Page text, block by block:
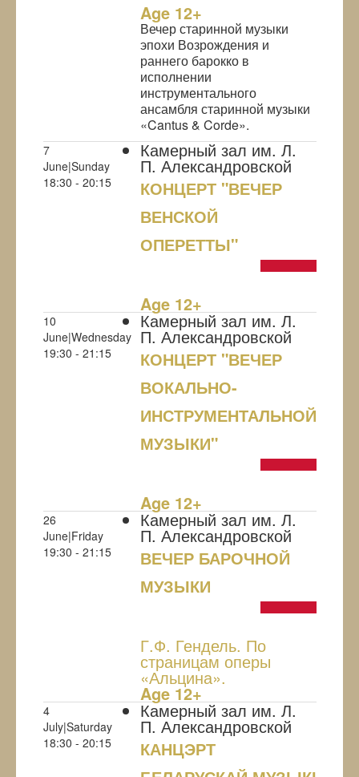
Age 12+
Вечер старинной музыки
эпохи Возрождения и
раннего барокко в
исполнении
инструментального
ансамбля старинной музыки
«Cantus & Corde».
7
June|Sunday
18:30 - 20:15
Камерный зал им. Л.
П. Александровской
КОНЦЕРТ "ВЕЧЕР
ВЕНСКОЙ
ОПЕРЕТТЫ"
Age 12+
10
June|Wednesday
19:30 - 21:15
Камерный зал им. Л.
П. Александровской
КОНЦЕРТ "ВЕЧЕР
ВОКАЛЬНО-
ИНСТРУМЕНТАЛЬНОЙ
МУЗЫКИ"
Age 12+
26
June|Friday
19:30 - 21:15
Камерный зал им. Л.
П. Александровской
ВЕЧЕР БАРОЧНОЙ
МУЗЫКИ
Г.Ф. Гендель. По
страницам оперы
«Альцина».
Age 12+
4
July|Saturday
18:30 - 20:15
Камерный зал им. Л.
П. Александровской
КАНЦЭРТ